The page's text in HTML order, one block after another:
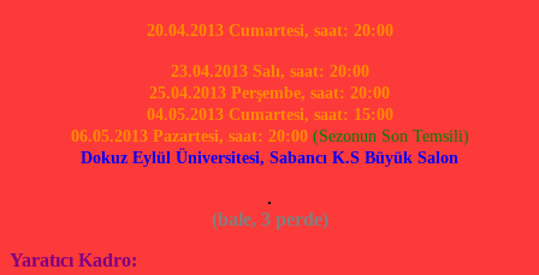
20.04.2013 Cumartesi, saat: 20:00
23.04.2013 Salı, saat: 20:00
25.04.2013 Perşembe, saat: 20:00
04.05.2013 Cumartesi, saat: 15:00
06.05.2013 Pazartesi, saat: 20:00 (Sezonun Son Temsili)
Dokuz Eylül Üniversitesi, Sabancı K.S Büyük Salon
(bale, 3 perde)
Yaratıcı Kadro: